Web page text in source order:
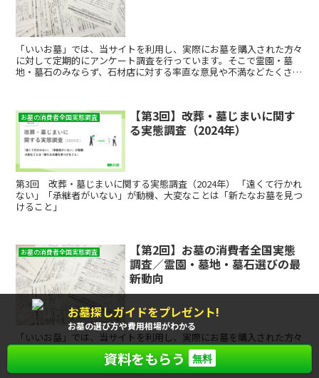
「いいお墓」では、当サイトを利用し、実際にお墓を購入された方々
に対して定期的にアンケート調査を行っています。そこで霊園・墓
地・墓石のみならず、石材店に対する率直な意見や不満などたくさん
お墓の消費者全国実態調査
【第3回】改葬・墓じまいに関す
る実態調査（2024年）
第3回 改葬・墓じまいに関する実態調査（2024年） 「遠くて行かれ
ない」「承継者がいない」が動機、大変なことは「新たなお墓を見つ
けること」
お墓の消費者全国実態調査
【第2回】お墓の消費者全国実態
調査／霊園・墓地・墓石選びの最
新動向
「いいお墓」では、当サイトを利用し、実際にお墓を購入された方々
に対して定期的にアンケート調査を行っています。そこで霊園・墓
地・墓石のみならず、石材店に対する率直な意見や不満などたくさん
の声をいただき、それらの一部を集計したものを「お墓の消費者全国
もれなく お墓探しガイドをプレゼント!
お墓の選び方や費用相場がわかる
資料をもらう 無料